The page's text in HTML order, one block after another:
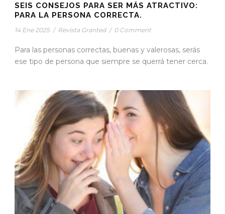
SEIS CONSEJOS PARA SER MÁS ATRACTIVO:
PARA LA PERSONA CORRECTA.
14 Ene 2025 / Revista Granted / 0 Comment
Para las personas correctas, buenas y valerosas, serás
ese tipo de persona que siempre se querrá tener cerca.